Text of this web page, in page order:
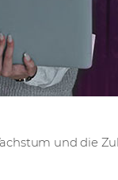
und die